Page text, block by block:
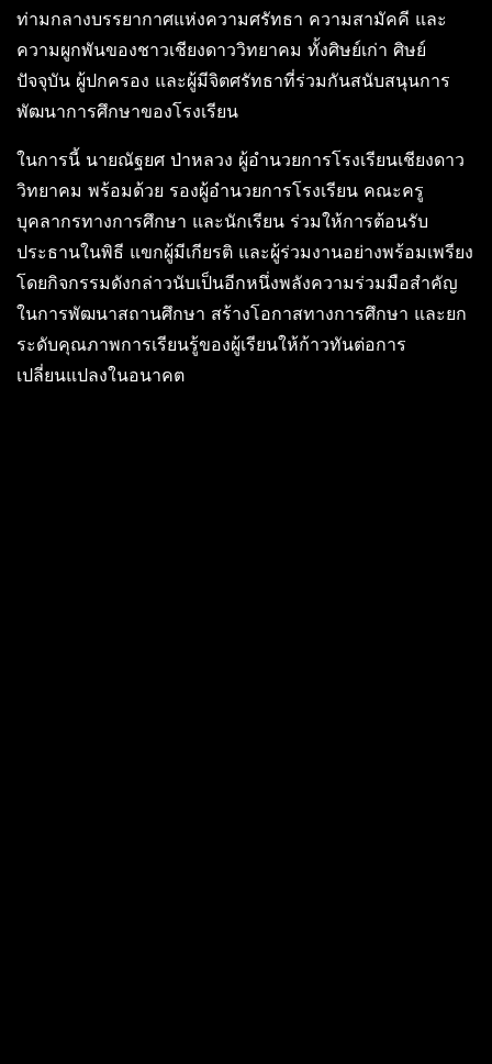
ท่ามกลางบรรยากาศแห่งความศรัทธา ความสามัคคี และ
ความผูกพันของชาวเชียงดาววิทยาคม ทั้งศิษย์เก่า ศิษย์
ปัจจุบัน ผู้ปกครอง และผู้มีจิตศรัทธาที่ร่วมกันสนับสนุนการ
พัฒนาการศึกษาของโรงเรียน
ในการนี้ นายณัฐยศ ป่าหลวง ผู้อำนวยการโรงเรียนเชียงดาว
วิทยาคม พร้อมด้วย รองผู้อำนวยการโรงเรียน คณะครู
บุคลากรทางการศึกษา และนักเรียน ร่วมให้การต้อนรับ
ประธานในพิธี แขกผู้มีเกียรติ และผู้ร่วมงานอย่างพร้อมเพรียง
โดยกิจกรรมดังกล่าวนับเป็นอีกหนึ่งพลังความร่วมมือสำคัญ
ในการพัฒนาสถานศึกษา สร้างโอกาสทางการศึกษา และยก
ระดับคุณภาพการเรียนรู้ของผู้เรียนให้ก้าวทันต่อการ
เปลี่ยนแปลงในอนาคต